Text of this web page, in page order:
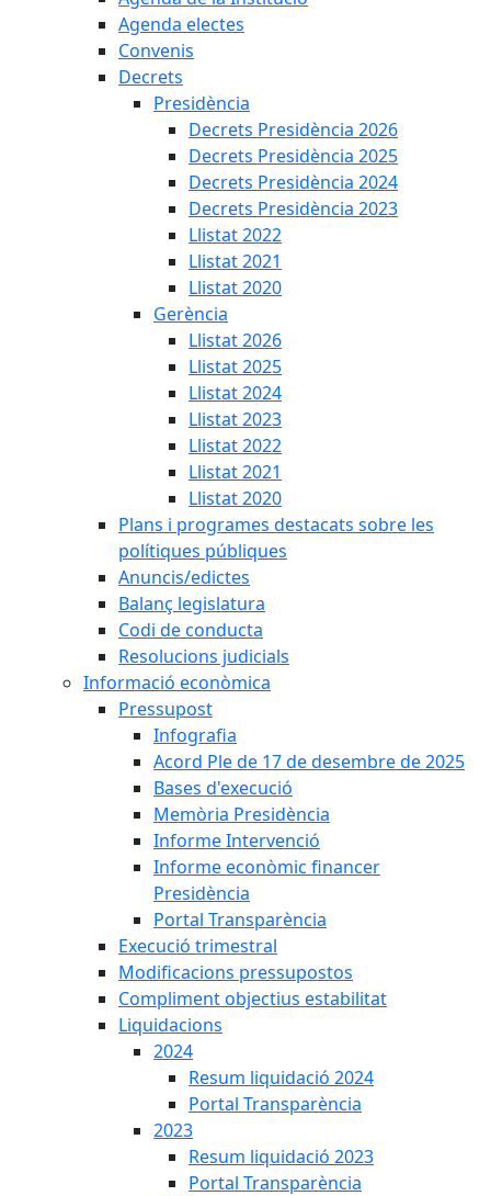
Agenda electes
Convenis
Decrets
Presidència
Decrets Presidència 2026
Decrets Presidència 2025
Decrets Presidència 2024
Decrets Presidència 2023
Llistat 2022
Llistat 2021
Llistat 2020
Gerència
Llistat 2026
Llistat 2025
Llistat 2024
Llistat 2023
Llistat 2022
Llistat 2021
Llistat 2020
Plans i programes destacats sobre les
polítiques públiques
Anuncis/edictes
Balanç legislatura
Codi de conducta
Resolucions judicials
Informació econòmica
Pressupost
Infografia
Acord Ple de 17 de desembre de 2025
Bases d'execució
Memòria Presidència
Informe Intervenció
Informe econòmic financer
Presidència
Portal Transparència
Execució trimestral
Modificacions pressupostos
Compliment objectius estabilitat
Liquidacions
2024
Resum liquidació 2024
Portal Transparència
2023
Resum liquidació 2023
Portal Transparència